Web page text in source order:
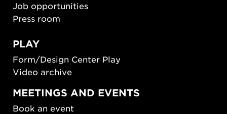
Job opportunities
Press room
PLAY
Form/Design Center Play
Video archive
MEETINGS AND EVENTS
Book an event